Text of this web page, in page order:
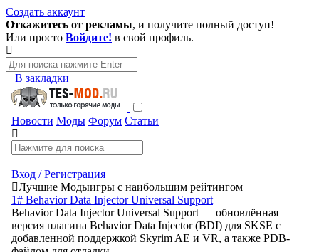
Создать аккаунт
Откажитесь от рекламы, и получите полный доступ!
Или просто Войдите! в свой профиль.
+ В закладки
Новости Моды Форум Статьи
Вход / Регистрация
Лучшие Модыигры с наибольшим рейтингом
1# Behavior Data Injector Universal Support
Behavior Data Injector Universal Support — обновлённая
версия плагина Behavior Data Injector (BDI) для SKSE с
добавленной поддержкой Skyrim AE и VR, а также PDB-